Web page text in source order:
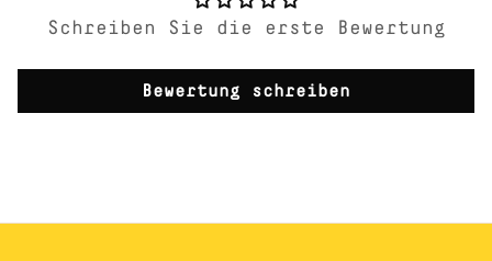
Schreiben Sie die erste Bewertung
Bewertung schreiben